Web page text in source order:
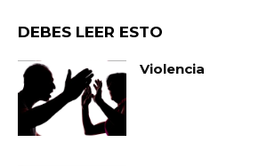
DEBES LEER ESTO
Violencia